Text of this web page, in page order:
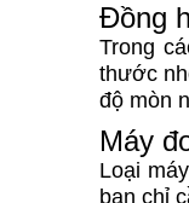
Đồng
Trong
thước
độ mòn
Máy
Loại
bạn chỉ